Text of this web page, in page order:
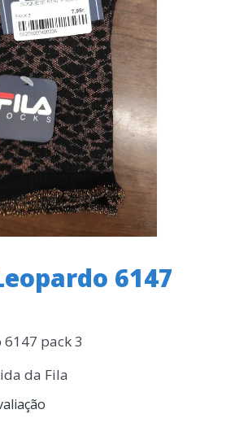
6147
pack 3
da Fila